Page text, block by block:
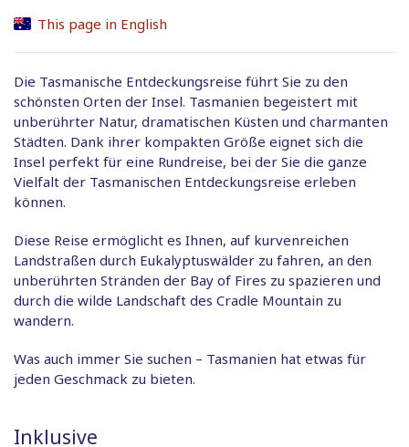
This page in English
Die Tasmanische Entdeckungsreise führt Sie zu den
schönsten Orten der Insel. Tasmanien begeistert mit
unberührter Natur, dramatischen Küsten und charmanten
Städten. Dank ihrer kompakten Größe eignet sich die
Insel perfekt für eine Rundreise, bei der Sie die ganze
Vielfalt der Tasmanischen Entdeckungsreise erleben
können.
Diese Reise ermöglicht es Ihnen, auf kurvenreichen
Landstraßen durch Eukalyptuswälder zu fahren, an den
unberührten Stränden der Bay of Fires zu spazieren und
durch die wilde Landschaft des Cradle Mountain zu
wandern.
Was auch immer Sie suchen – Tasmanien hat etwas für
jeden Geschmack zu bieten.
Inklusive